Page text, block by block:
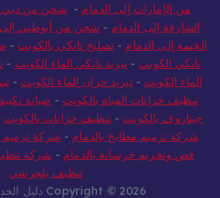
من الإمارات إلى الدمام - شحن من دبي
الشارقة إلى الدمام - شحن من أبوظبي إلى
الخيمة إلى الدمام -تصليح تانكي بالكويت -
تانكي الكويت -تبريد تانكي الماء الكويت -
الماء الكويت -تبريد خزان الماء الكويت -
تنظيف خزانات المياه بالكويت - صيانة
جيتاروف بالكويت -تنظيف خزانات بالكويت
شركة ترميم مطابخ بالدمام - شركة ترميم
قص وتخريم خرسانة بالدمام - شركة
تنظيف بلجرشي
Copyright © 2026 دليل الخدمات الاخباري